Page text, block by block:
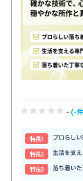
- (-
特⻑1
プロらし
特⻑2
生活を支
特⻑3
落ち着い